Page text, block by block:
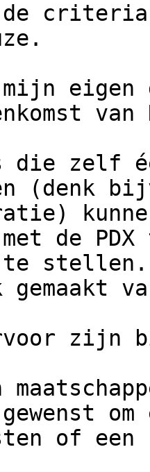
de
eigen
die zelf
(denk
de PDX
te
zijn
of